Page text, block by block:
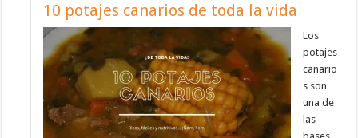
10 potajes canarios de toda la vida
Los
potajes
canario
s son
una de
las